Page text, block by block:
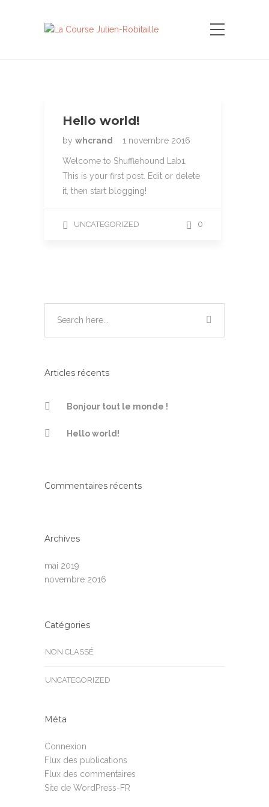
Hello world!
by whcrand 1 novembre 2016
Welcome to Shufflehound Lab1.
This is your first post. Edit or delete
it, then start blogging!
UNCATEGORIZED 0
Articles récents
Bonjour tout le monde !
Hello world!
Commentaires récents
Archives
mai 2019
novembre 2016
Catégories
NON CLASSÉ
UNCATEGORIZED
Méta
Connexion
Flux des publications
Flux des commentaires
Site de WordPress-FR